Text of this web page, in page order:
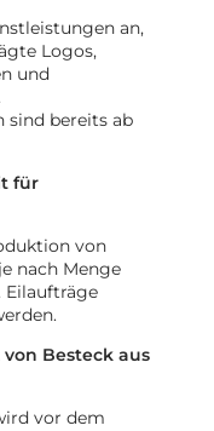
an,
Logos,
und
sind bereits ab
für
von
nach Menge
Eilaufträge
Besteck aus
vor dem